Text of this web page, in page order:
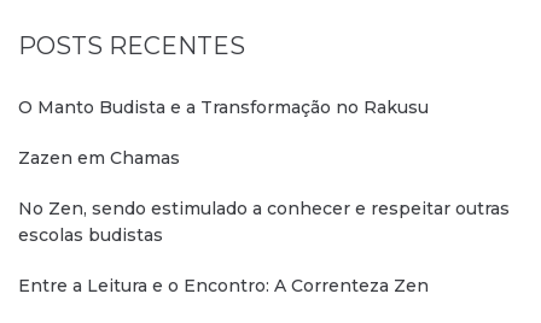
POSTS RECENTES
O Manto Budista e a Transformação no Rakusu
Zazen em Chamas
No Zen, sendo estimulado a conhecer e respeitar outras
escolas budistas
Entre a Leitura e o Encontro: A Correnteza Zen